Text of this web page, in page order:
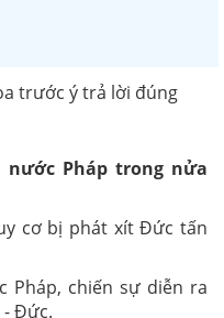
trước ý trả lời đúng
Pháp trong nửa
cơ bị phát xít Đức tấn
Pháp, chiến sự diễn ra
- Đức.